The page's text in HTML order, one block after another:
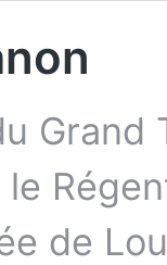
Grand
le
de